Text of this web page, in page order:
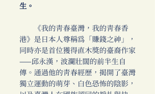
生。
《我的青春臺灣，我的青春香
港》是日本人尊稱為「賺錢之神」，
同時亦是首位獲得直木獎的臺裔作家
——邱永漢，波瀾壯闊的前半生自
傳。通過他的青春經歷，揭開了臺灣
獨立運動的萌芽、白色恐怖的陰影，